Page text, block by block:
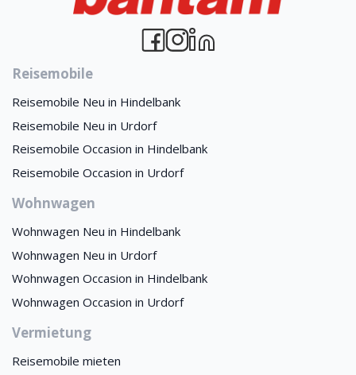
Reisemobile
Reisemobile Neu in Hindelbank
Reisemobile Neu in Urdorf
Reisemobile Occasion in Hindelbank
Reisemobile Occasion in Urdorf
Wohnwagen
Wohnwagen Neu in Hindelbank
Wohnwagen Neu in Urdorf
Wohnwagen Occasion in Hindelbank
Wohnwagen Occasion in Urdorf
Vermietung
Reisemobile mieten